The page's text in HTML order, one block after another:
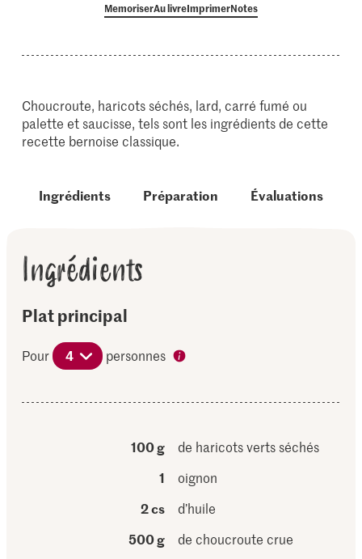
MemoriserAu livreImprimerNotes
Choucroute, haricots séchés, lard, carré fumé ou
palette et saucisse, tels sont les ingrédients de cette
recette bernoise classique.
Ingrédients Préparation Évaluations
Ingrédients
Plat principal
Pour 4 personnes
100 g
de haricots verts séchés
1
oignon
2 cs
d’huile
500 g
de choucroute crue